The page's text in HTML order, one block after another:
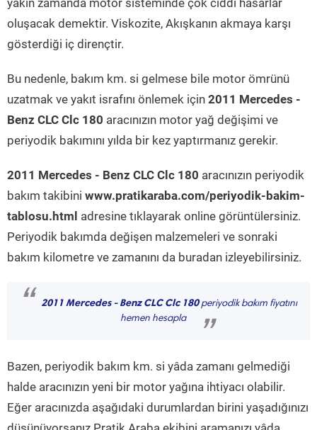
yakın zamanda motor sisteminde çok ciddi hasarlar
oluşacak demektir. Viskozite, Akışkanın akmaya karşı
gösterdiği iç dirençtir.
Bu nedenle, bakım km. si gelmese bile motor ömrünü
uzatmak ve yakıt israfını önlemek için 2011 Mercedes -
Benz CLC Clc 180 aracınızın motor yağ değişimi ve
periyodik bakımını yılda bir kez yaptırmanız gerekir.
2011 Mercedes - Benz CLC Clc 180 aracınızın periyodik
bakım takibini www.pratikaraba.com/periyodik-bakim-
tablosu.html adresine tıklayarak online görüntülersiniz.
Periyodik bakımda değişen malzemeleri ve sonraki
bakım kilometre ve zamanını da buradan izleyebilirsiniz.
“ 2011 Mercedes - Benz CLC Clc 180periyodik bakım fiyatını
hemen hesapla
”
Bazen, periyodik bakım km. si yâda zamanı gelmediği
halde aracınızın yeni bir motor yağına ihtiyacı olabilir.
Eğer aracınızda aşağıdaki durumlardan birini yaşadığınızı